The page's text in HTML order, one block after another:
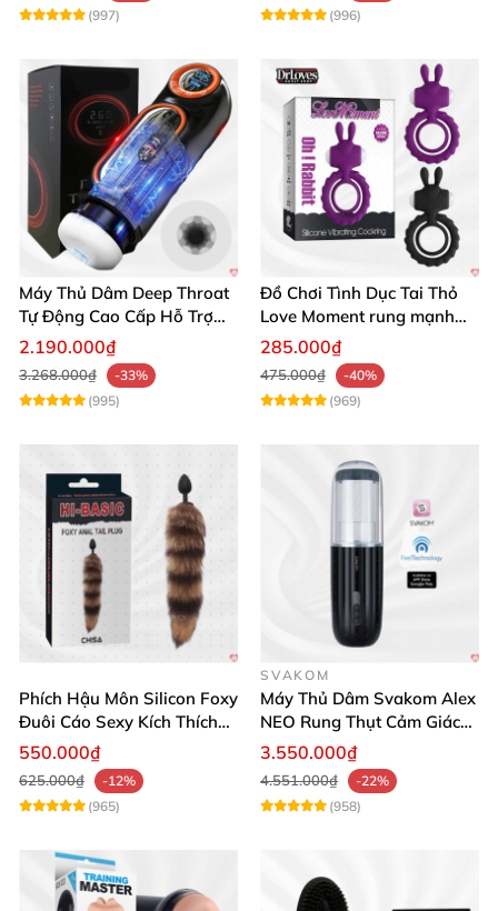
(997)
(996)
Máy Thủ Dâm Deep Throat
Tự Động Cao Cấp Hỗ Trợ
Gắn Tường
2.190.000₫
3.268.000₫
-33%
(995)
Đồ Chơi Tình Dục Tai Thỏ
Love Moment rung mạnh
mẽ êm ái
285.000₫
475.000₫
-40%
(969)
Phích Hậu Môn Silicon Foxy
Đuôi Cáo Sexy Kích Thích
Đỉnh Cao
550.000₫
625.000₫
-12%
(965)
SVAKOM
Máy Thủ Dâm Svakom Alex
NEO Rung Thụt Cảm Giác
Thật, App Điều Khiển
3.550.000₫
4.551.000₫
-22%
(958)